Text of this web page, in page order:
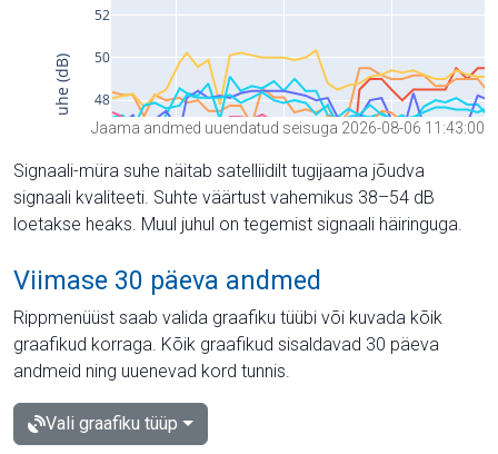
Jaama andmed uuendatud seisuga 2026-08-06 11:43:00
Signaali-müra suhe näitab satelliidilt tugijaama jõudva
signaali kvaliteeti. Suhte väärtust vahemikus 38–54 dB
loetakse heaks. Muul juhul on tegemist signaali häiringuga.
Viimase 30 päeva andmed
Rippmenüüst saab valida graafiku tüübi või kuvada kõik
graafikud korraga. Kõik graafikud sisaldavad 30 päeva
andmeid ning uuenevad kord tunnis.
Vali graafiku tüüp